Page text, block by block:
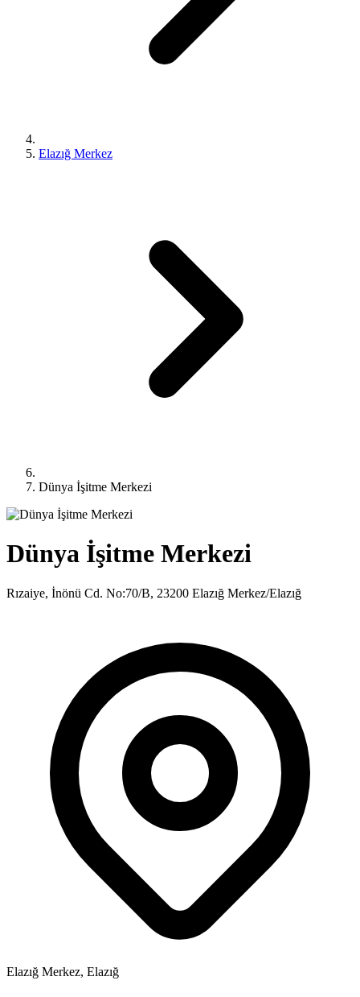
Elazığ Merkez
Dünya İşitme Merkezi
Dünya İşitme Merkezi
Rızaiye, İnönü Cd. No:70/B, 23200 Elazığ Merkez/Elazığ
Elazığ Merkez, Elazığ